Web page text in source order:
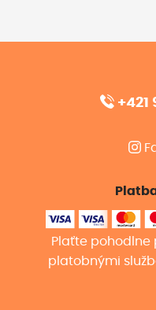
+421
Plaťte
platobnými